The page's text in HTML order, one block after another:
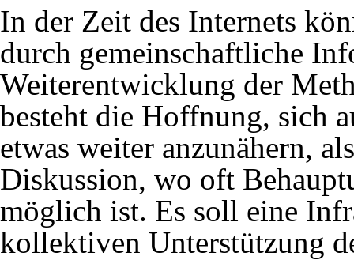
04.04.2017 2. Stammstrecke
09.01.2017 Stuttgart 21, 4.
2016 Post-truth-politicsals
Stuttgart 21/Wasser:
Anlagen.
In der Zeit des Internets
durch gemeinschaftliche
Weiterentwicklung der
besteht die Hoffnung, sich
etwas weiter anzunähern,
Diskussion, wo oft
möglich ist. Es soll eine
kollektiven Unterstützung